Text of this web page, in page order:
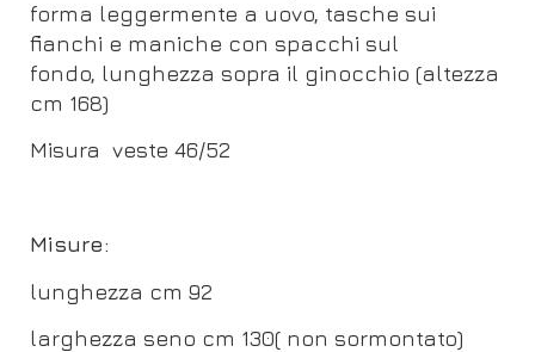
forma leggermente a uovo, tasche sui
fianchi e maniche con spacchi sul
fondo, lunghezza sopra il ginocchio (altezza
cm 168)
Misura veste 46/52
Misure:
lunghezza cm 92
larghezza seno cm 130( non sormontato)